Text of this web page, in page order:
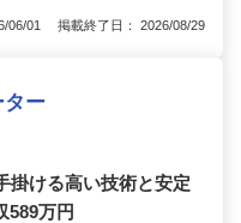
06/01 掲載終了日： 2026/08/29
ター
掛ける高い技術と安定
589万円